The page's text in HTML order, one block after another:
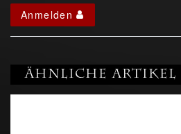
Anmelden
Ähnliche Artikel